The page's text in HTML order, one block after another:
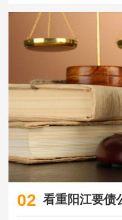
02 看重阳江要债